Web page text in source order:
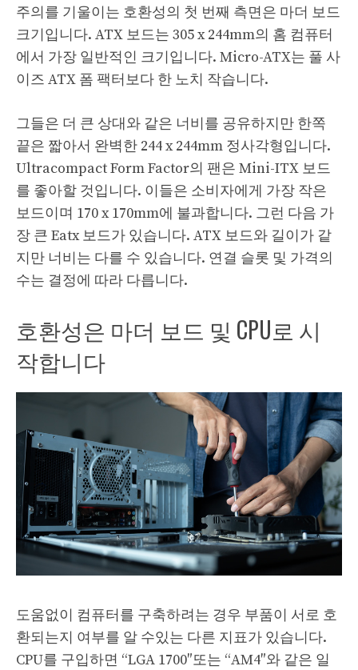
주의를 기울이는 호환성의 첫 번째 측면은 마더 보드
크기입니다. ATX 보드는 305 x 244mm의 홈 컴퓨터
에서 가장 일반적인 크기입니다. Micro-ATX는 풀 사
이즈 ATX 폼 팩터보다 한 노치 작습니다.
그들은 더 큰 상대와 같은 너비를 공유하지만 한쪽
끝은 짧아서 완벽한 244 x 244mm 정사각형입니다.
Ultracompact Form Factor의 팬은 Mini-ITX 보드
를 좋아할 것입니다. 이들은 소비자에게 가장 작은
보드이며 170 x 170mm에 불과합니다. 그런 다음 가
장 큰 Eatx 보드가 있습니다. ATX 보드와 길이가 같
지만 너비는 다를 수 있습니다. 연결 슬롯 및 가격의
수는 결정에 따라 다릅니다.
호환성은 마더 보드 및 CPU로 시
작합니다
도움없이 컴퓨터를 구축하려는 경우 부품이 서로 호
환되는지 여부를 알 수있는 다른 지표가 있습니다.
CPU를 구입하면 “LGA 1700″또는 “AM4″와 같은 일